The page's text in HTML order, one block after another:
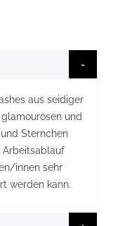
aus seidiger
und
Sternchen
Arbeitsablauf
innen sehr
werden kann.